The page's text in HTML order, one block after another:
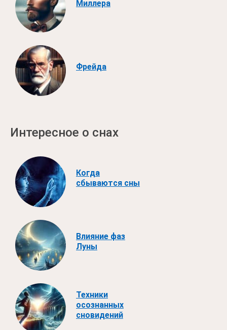
Миллера
Фрейда
Интересное о снах
Когда
сбываются сны
Влияние фаз
Луны
Техники
осознанных
сновидений